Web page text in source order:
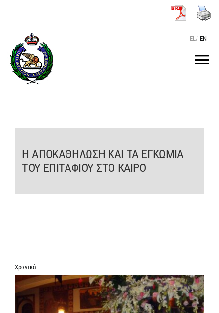
περιεχόμενο
EL/ EN
O ΠΑΤΡΙΑΡΧΗΣ
ΤΟ ΠΑΤΡΙΑΡΧΕΙΟ
KEIMENA
MEDIA
Η ΑΠΟΚΑΘΗΛΩΣΗ ΚΑΙ ΤΑ ΕΓΚΩΜΙΑ
ΤΟΥ ΕΠΙΤΑΦΙΟΥ ΣΤΟ ΚΑΙΡΟ
Χρονικά
Προβολή
μεγαλύτερης
εικόνας